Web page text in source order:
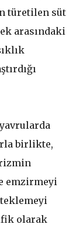
türetilen süt
arasındaki
birlikte,
emzirmeyi
olarak